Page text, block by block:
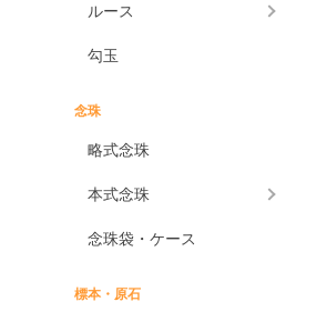
ルース
勾玉
念珠
略式念珠
本式念珠
念珠袋・ケース
標本・原石